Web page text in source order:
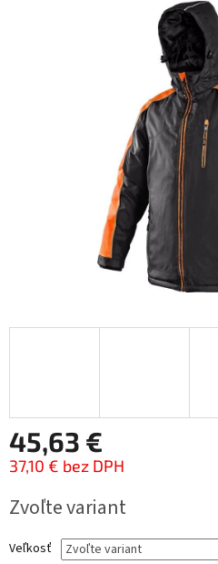
45,63 €
37,10 € bez DPH
cena:
Zvoľte variant
Veľkosť